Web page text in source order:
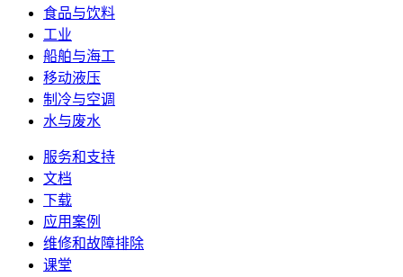
食品与饮料
工业
船舶与海工
移动液压
制冷与空调
水与废水
服务和支持
文档
下载
应用案例
维修和故障排除
课堂